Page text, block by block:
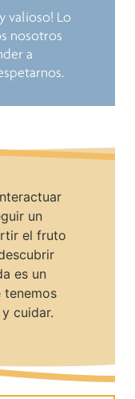
valioso! Lo
nosotros
a
un
el fruto
es un
tenemos
cuidar.